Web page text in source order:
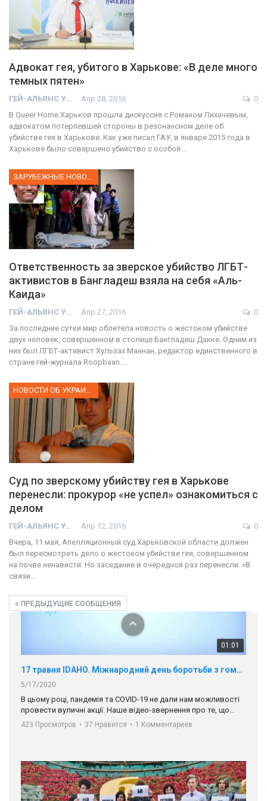
Адвокат гея, убитого в Харькове: «В деле много
темных пятен»
ГЕЙ-АЛЬЯНС УКРАИНА Апр 28, 2016
0
В Queer Home Харьков прошла дискуссия с Романом Лихачевым,
адвокатом потерпевшей стороны в резонансном деле об
убийстве гея в Харькове. Как уже писал ГАУ, в январе 2015 года в
Харькове было совершено убийство с особой…
Ответственность за зверское убийство ЛГБТ-
активистов в Бангладеш взяла на себя «Аль-
Каида»
ГЕЙ-АЛЬЯНС УКРАИНА Апр 27, 2016
0
За последние сутки мир облетела новость о жестоком убийстве
двух человек, совершенном в столице Бангладеш Дакке. Одним из
них был ЛГБТ-активист Хульзах Маннан, редактор единственного в
стране гей-журнала Roopbaan.…
НОВОСТИ ОБ УКРАИНЕ
Суд по зверскому убийству гея в Харькове
перенесли: прокурор «не успел» ознакомиться с
делом
ГЕЙ-АЛЬЯНС УКРАИНА Апр 12, 2016
0
Вчера, 11 мая, Апелляционный суд Харьковской области должен
был пересмотреть дело о жестоком убийстве гея, совершенном
на почве ненависти. Но заседание в очередной раз перенесли. «В
связи…
ПРЕДЫДУЩИЕ СООБЩЕНИЯ
5/17/2020
В цьому році, пандемія та COVІD-19 не дали нам можливості
провести вуличні акції. Наше відео-звернення про те, що
разом. Ми закликаємо всіх хто поділяє цінності рівності та
солідарності, приєднатися до нас. Регіональні підрозділи
ГАУ є в 16 областях України.
Разом наш голос лунає гучніше!
Зупинимо насильство проти ЛГБТ в Україні! Stop violence against LGBT in Ukraine!
6/30/2017
Емоційний та вражаючий промо-ролік на конкурс PACT, який